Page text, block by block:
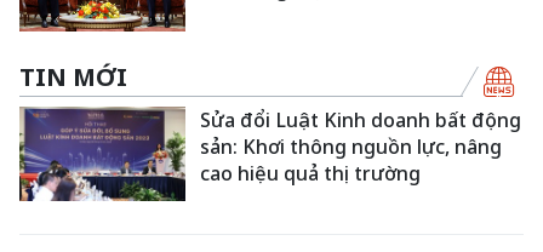
TIN MỚI
Sửa đổi Luật Kinh doanh bất động
sản: Khơi thông nguồn lực, nâng
cao hiệu quả thị trường